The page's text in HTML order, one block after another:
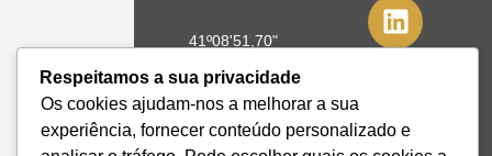
41º08'51,70"
8º39'41,76"
Respeitamos a sua privacidade
Os cookies ajudam-nos a melhorar a sua
experiência, fornecer conteúdo personalizado e